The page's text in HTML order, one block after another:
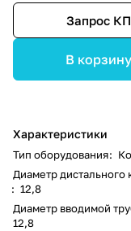
Запрос КП
В корзину
Характеристики
Тип оборудования:
Диаметр дистального
: 12,8
Диаметр вводимой
12,8